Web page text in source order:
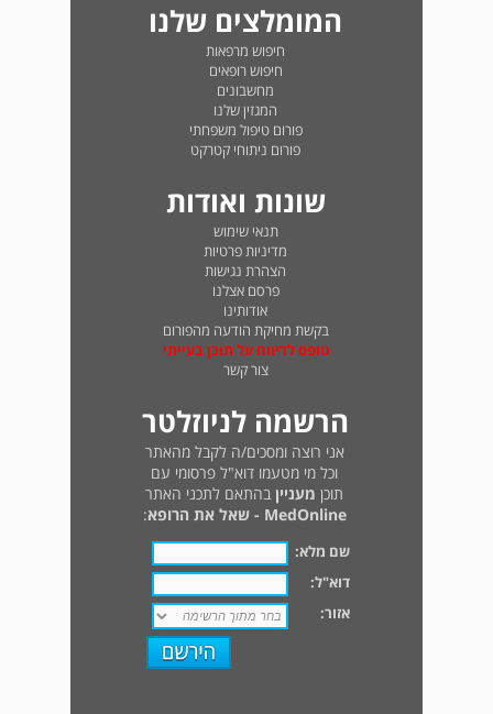
המומלצים שלנו
חיפוש מרפאות
חיפוש רופאים
מחשבונים
המגזין שלנו
פורום טיפול משפחתי
פורום ניתוחי קטרקט
שונות ואודות
תנאי שימוש
מדיניות פרטיות
הצהרת נגישות
פרסם אצלנו
אודותינו
בקשת מחיקת הודעה מהפורום
טופס לדיווח על תוכן בעייתי
צור קשר
הרשמה לניוזלטר
אני רוצה ומסכים/ה לקבל מהאתר
וכל מי מטעמו דוא"ל פרסומי עם
תוכן מעניין בהתאם לתכני האתר
MedOnline - שאל את הרופא
:
שם מלא:
דוא"ל:
אזור: